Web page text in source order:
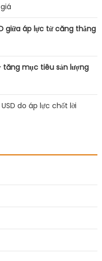
giữa áp lực từ căng thẳng
tăng mục tiêu sản lượng
do áp lực chốt lời